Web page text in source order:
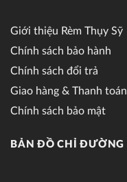
Giới thiệu Rèm Thụy Sỹ
Chính sách bảo hành
Chính sách đổi trả
Giao hàng & Thanh toán
Chính sách bảo mật
BẢN ĐỒ CHỈ ĐƯỜNG